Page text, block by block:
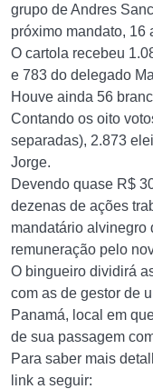
grupo de Andres
próximo mandato, 16
O cartola recebeu
e 783 do delegado
Houve ainda 56
Contando os oito
separadas), 2.873
Jorge.
Devendo quase R$
dezenas de ações
mandatário alvinegro
remuneração pelo
O bingueiro dividirá
com as de gestor de
Panamá, local em
de sua passagem
Para saber mais
link a seguir: